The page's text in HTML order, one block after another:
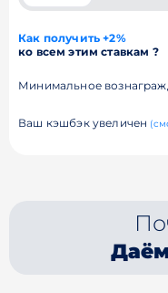
Как получить +2%
ко всем этим ставкам ?
Минимальное
Ваш кэшбэк увеличен